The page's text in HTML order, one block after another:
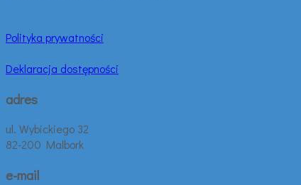
Polityka prywatności
Deklaracja dostępności
adres
ul. Wybickiego 32
82-200 Malbork
e-mail